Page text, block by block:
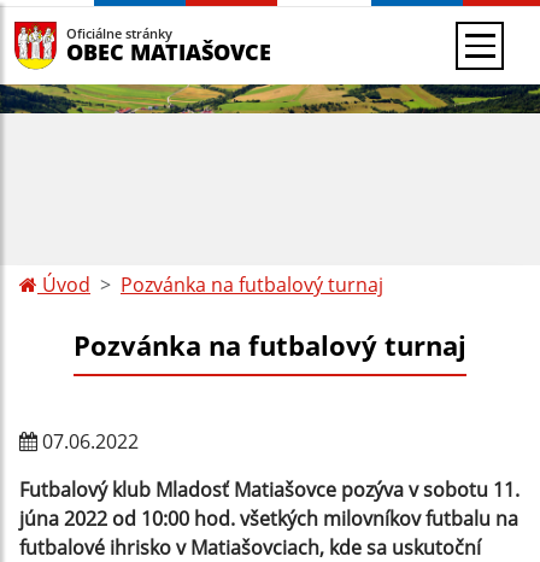
Oficiálne stránky
OBEC MATIAŠOVCE
Úvod Pozvánka na futbalový turnaj
Pozvánka na futbalový turnaj
07.06.2022
Futbalový klub Mladosť Matiašovce pozýva v sobotu 11.
júna 2022 od 10:00 hod. všetkých milovníkov futbalu na
futbalové ihrisko v Matiašovciach, kde sa uskutoční